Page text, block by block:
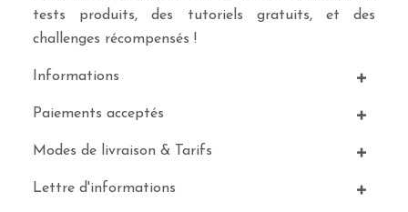
tests produits, des tutoriels gratuits, et des
challenges récompensés !
Informations
Paiements acceptés
Modes de livraison & Tarifs
Lettre d'informations